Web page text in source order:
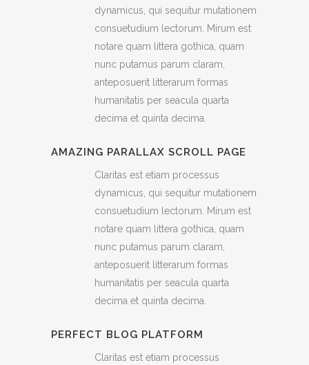
dynamicus, qui sequitur mutationem
consuetudium lectorum. Mirum est
notare quam littera gothica, quam
nunc putamus parum claram,
anteposuerit litterarum formas
humanitatis per seacula quarta
decima et quinta decima.
AMAZING PARALLAX SCROLL PAGE
Claritas est etiam processus
dynamicus, qui sequitur mutationem
consuetudium lectorum. Mirum est
notare quam littera gothica, quam
nunc putamus parum claram,
anteposuerit litterarum formas
humanitatis per seacula quarta
decima et quinta decima.
PERFECT BLOG PLATFORM
Claritas est etiam processus